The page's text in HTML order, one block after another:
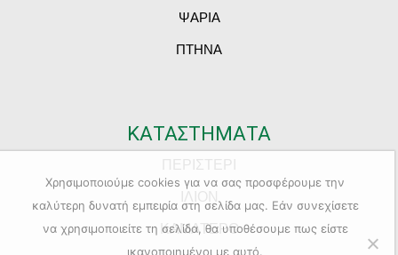
ΨΑΡΙΑ
ΠΤΗΝΑ
ΚΑΤΑΣΤΗΜΑΤΑ
ΚΑΜΑΤΕΡΟ
Χρησιμοποιούμε cookies για να σας προσφέρουμε την
καλύτερη δυνατή εμπειρία στη σελίδα μας. Εάν συνεχίσετε
να χρησιμοποιείτε τη σελίδα, θα υποθέσουμε πως είστε
ικανοποιημένοι με αυτό.